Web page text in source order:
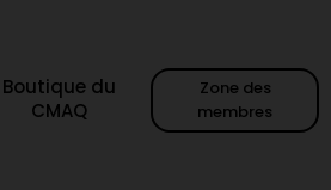
Boutique du
CMAQ
Zone des
membres